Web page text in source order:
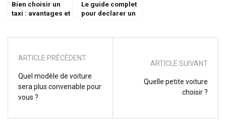
Bien choisir un
taxi : avantages et
Le guide complet
pour declarer un
ARTICLE PRÉCÉDENT
Quel modèle de voiture
sera plus convenable pour
vous ?
ARTICLE SUIVANT
Quelle petite voiture
choisir ?